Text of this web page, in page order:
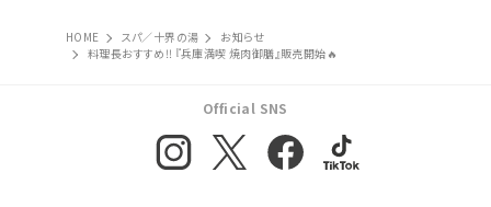
HOME スパ／十界の湯
お知らせ
料理長おすすめ‼ 『兵庫満喫 焼肉御膳』販売開始🔥
Official SNS